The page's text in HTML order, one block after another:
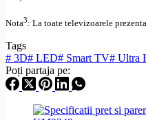
Nota3: La toate televizoarele
Tags
# 3D# LED# Smart TV# Ultra
Poți partaja pe: